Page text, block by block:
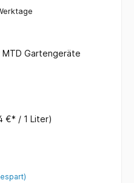
Gartengeräte
€* / 1 Liter)